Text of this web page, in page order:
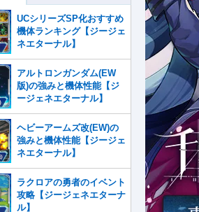
UCシリーズSP化おすすめ
機体ランキング【ジージェ
ネエターナル】
アルトロンガンダム(EW
版)の強みと機体性能【ジ
ージェネエターナル】
ヘビーアームズ改(EW)の
強みと機体性能【ジージェ
ネエターナル】
ラクロアの勇者のイベント
攻略【ジージェネエターナ
ル】